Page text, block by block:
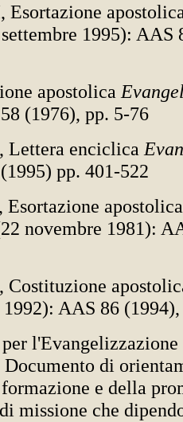
1995): AAS
apostolica
(1976), pp. 5-76
Lettera enciclica
pp. 401-522
novembre 1981):
Costituzione
AAS 86
Documento di
e della
missione che